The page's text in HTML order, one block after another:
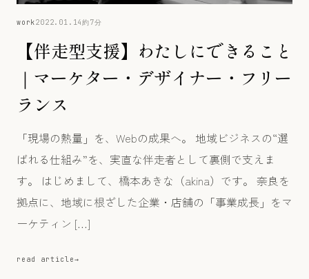
work2022.01.14約7分
【伴走型支援】わたしにできること
｜マーケター・デザイナー・フリー
ランス
「現場の熱量」を、Webの成果へ。 地域ビジネスの“選
ばれる仕組み”を、実直な伴走者として裏側で支えま
す。 はじめまして、橋本あきな（akina）です。 奈良を
拠点に、地域に根ざした企業・店舗の「事業成長」をマ
ーケティン […]
read article